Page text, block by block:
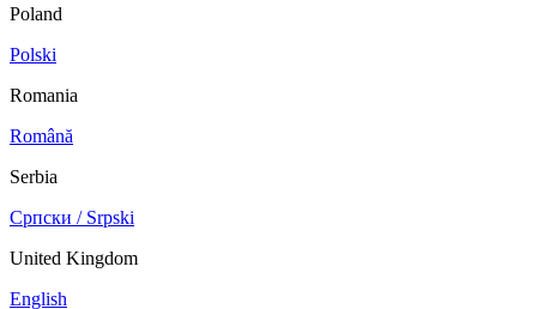
Poland
Polski
Romania
Română
Serbia
Српски / Srpski
United Kingdom
English